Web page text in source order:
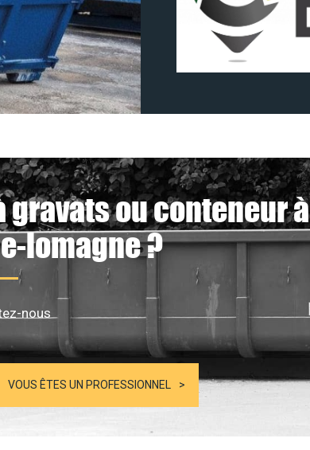
gravats ou conteneur à
lomagne ?
nous
VOUS ÊTES UN PROFESSIONNEL